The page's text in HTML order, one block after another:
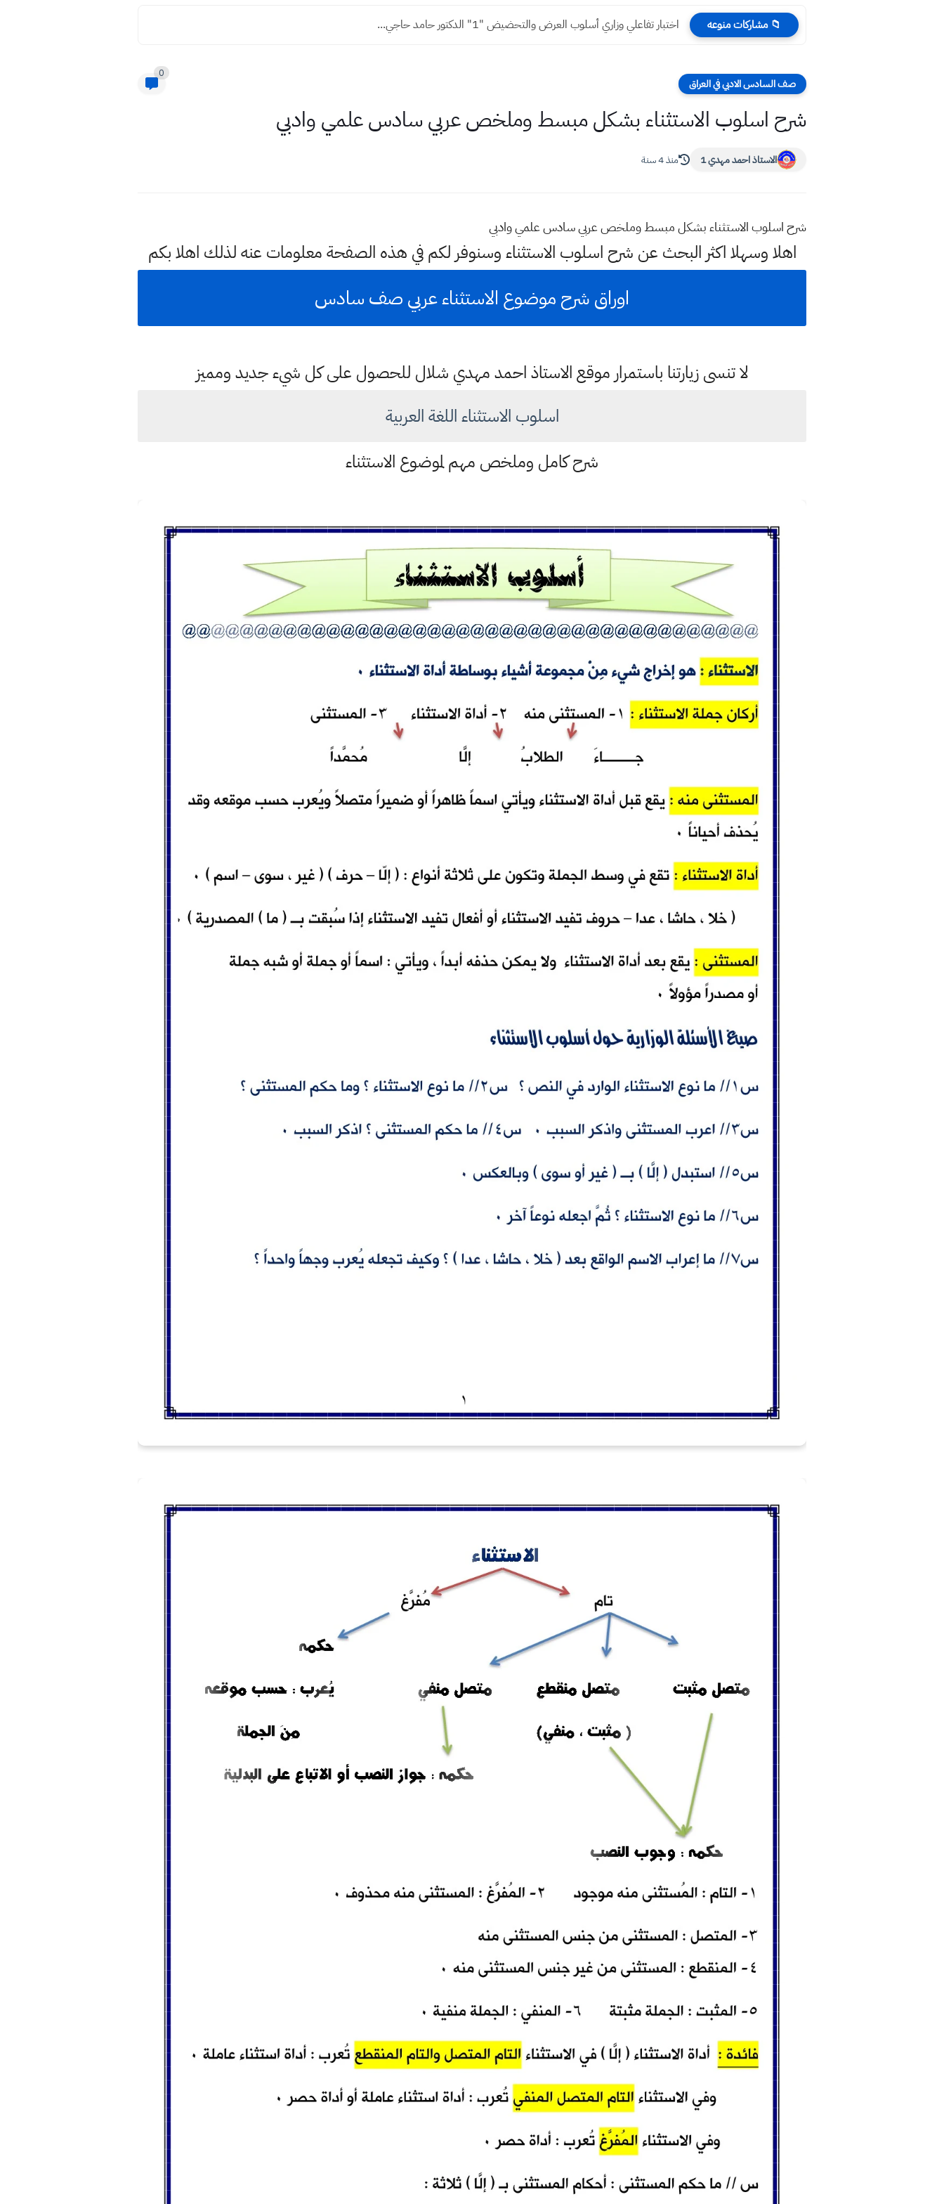
📁 مشاركات منوعه اختبار تفاعلي وزاري أسلوب العرض والتحضيض "1" الدكتور حامد حاجي...
صف السادس الادبي في العراق
0
شرح اسلوب الاستثناء بشكل مبسط وملخص عربي سادس علمي وادبي
الاستاذ احمد مهدي 1 منذ 4 سنة
شرح اسلوب الاستثناء بشكل مبسط وملخص عربي سادس علمي وادبي
اهلا وسهلا اكثر البحث عن شرح اسلوب الاستثناء وسنوفر لكم في هذه الصفحة معلومات عنه لذلك اهلا بكم
اوراق شرح موضوع الاستثناء عربي صف سادس
لا تنسى زيارتنا باستمرار موقع الاستاذ احمد مهدي شلال للحصول على كل شيء جديد ومميز
اسلوب الاستثناء اللغة العربية
شرح كامل وملخص مهم لموضوع الاستثناء